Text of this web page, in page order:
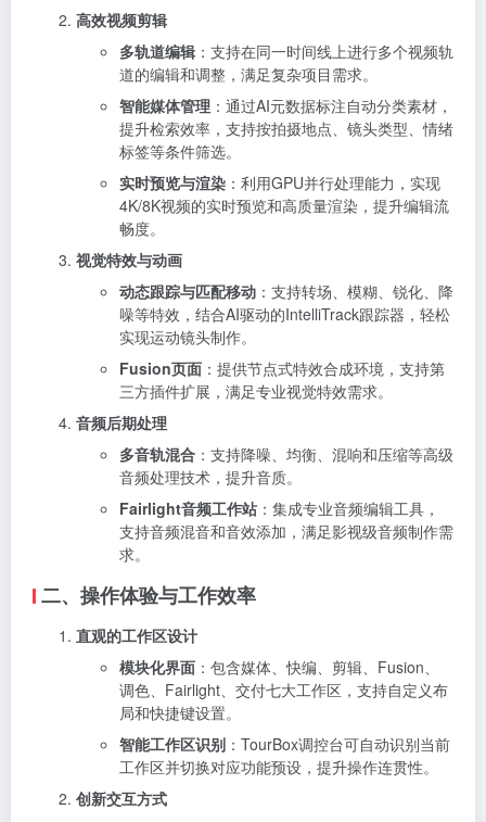
高效视频剪辑
多轨道编辑 ：支持在同一时间线上进行多个视频轨
道的编辑和调整，满足复杂项目需求。
智能媒体管理 ：通过AI元数据标注自动分类素材，
提升检索效率，支持按拍摄地点、镜头类型、情绪
标签等条件筛选。
实时预览与渲染 ：利用GPU并行处理能力，实现
4K/8K视频的实时预览和高质量渲染，提升编辑流
畅度。
视觉特效与动画
动态跟踪与匹配移动 ：支持转场、模糊、锐化、降
噪等特效，结合AI驱动的IntelliTrack跟踪器，轻松
实现运动镜头制作。
Fusion页面 ：提供节点式特效合成环境，支持第
三方插件扩展，满足专业视觉特效需求。
音频后期处理
多音轨混合 ：支持降噪、均衡、混响和压缩等高级
音频处理技术，提升音质。
Fairlight音频工作站 ：集成专业音频编辑工具，
支持音频混音和音效添加，满足影视级音频制作需
求。
二、操作体验与工作效率
直观的工作区设计
模块化界面 ：包含媒体、快编、剪辑、Fusion、
调色、Fairlight、交付七大工作区，支持自定义布
局和快捷键设置。
智能工作区识别 ：TourBox调控台可自动识别当前
工作区并切换对应功能预设，提升操作连贯性。
创新交互方式